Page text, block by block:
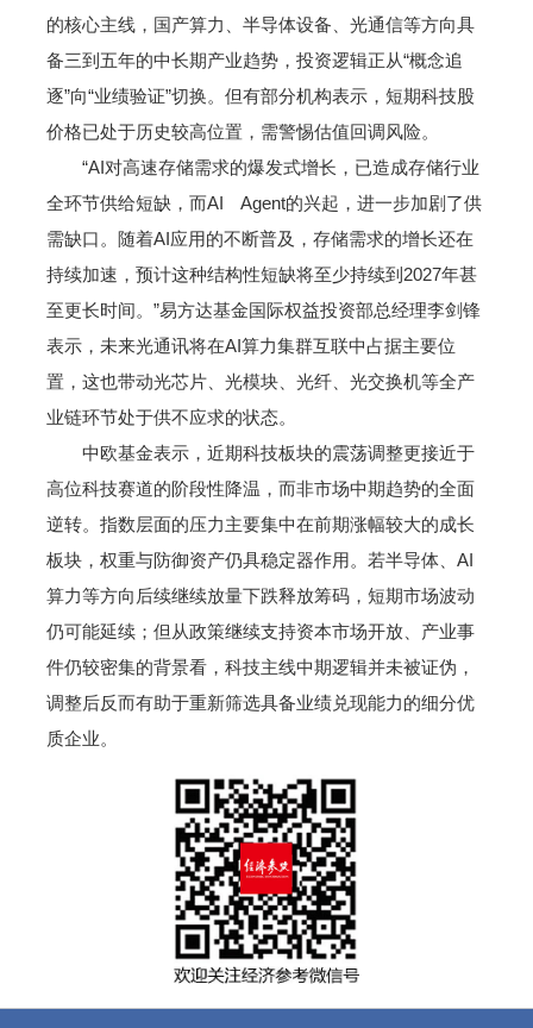
的核心主线，国产算力、半导体设备、光通信等方向具
备三到五年的中长期产业趋势，投资逻辑正从“概念追
逐”向“业绩验证”切换。但有部分机构表示，短期科技股
价格已处于历史较高位置，需警惕估值回调风险。
“AI对高速存储需求的爆发式增长，已造成存储行业
全环节供给短缺，而AI Agent的兴起，进一步加剧了供
需缺口。随着AI应用的不断普及，存储需求的增长还在
持续加速，预计这种结构性短缺将至少持续到2027年甚
至更长时间。”易方达基金国际权益投资部总经理李剑锋
表示，未来光通讯将在AI算力集群互联中占据主要位
置，这也带动光芯片、光模块、光纤、光交换机等全产
业链环节处于供不应求的状态。
中欧基金表示，近期科技板块的震荡调整更接近于
高位科技赛道的阶段性降温，而非市场中期趋势的全面
逆转。指数层面的压力主要集中在前期涨幅较大的成长
板块，权重与防御资产仍具稳定器作用。若半导体、AI
算力等方向后续继续放量下跌释放筹码，短期市场波动
仍可能延续；但从政策继续支持资本市场开放、产业事
件仍较密集的背景看，科技主线中期逻辑并未被证伪，
调整后反而有助于重新筛选具备业绩兑现能力的细分优
质企业。